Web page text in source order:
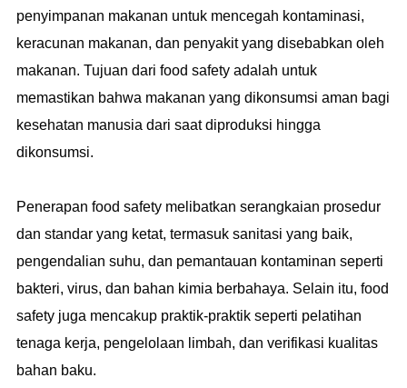
penyimpanan makanan untuk mencegah kontaminasi,
keracunan makanan, dan penyakit yang disebabkan oleh
makanan. Tujuan dari food safety adalah untuk
memastikan bahwa makanan yang dikonsumsi aman bagi
kesehatan manusia dari saat diproduksi hingga
dikonsumsi.
Penerapan food safety melibatkan serangkaian prosedur
dan standar yang ketat, termasuk sanitasi yang baik,
pengendalian suhu, dan pemantauan kontaminan seperti
bakteri, virus, dan bahan kimia berbahaya. Selain itu, food
safety juga mencakup praktik-praktik seperti pelatihan
tenaga kerja, pengelolaan limbah, dan verifikasi kualitas
bahan baku.